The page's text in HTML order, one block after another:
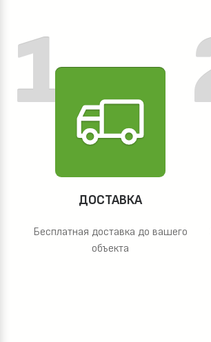
ДОСТАВКА
Бесплатная доставка до вашего
объекта